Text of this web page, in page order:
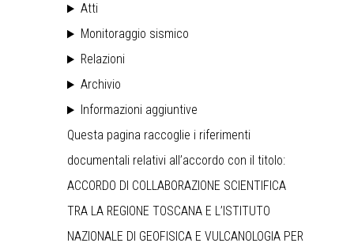
Atti
Monitoraggio sismico
Relazioni
Archivio
Informazioni aggiuntive
Questa pagina raccoglie i riferimenti
documentali relativi all’accordo con il titolo:
ACCORDO DI COLLABORAZIONE SCIENTIFICA
TRA LA REGIONE TOSCANA E L’ISTITUTO
NAZIONALE DI GEOFISICA E VULCANOLOGIA PER